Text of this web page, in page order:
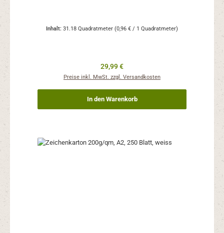
Inhalt: 31.18 Quadratmeter (0,96 € / 1 Quadratmeter)
Regulärer Preis:
29,99 €
Preise inkl. MwSt. zzgl. Versandkosten
In den Warenkorb